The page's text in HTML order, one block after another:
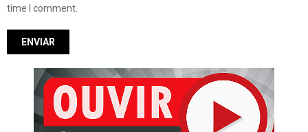
time I comment.